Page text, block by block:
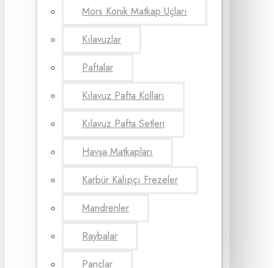
Mors Konik Matkap Uçları
Kılavuzlar
Paftalar
Kılavuz Pafta Kolları
Kılavuz Pafta Setleri
Havşa Matkapları
Karbür Kalıpçı Frezeler
Mandrenler
Raybalar
Pançlar